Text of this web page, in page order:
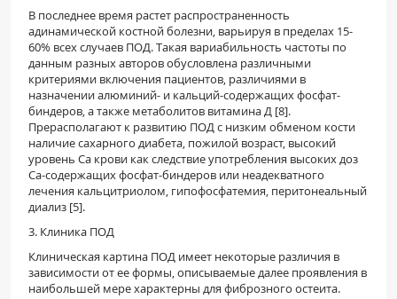
В последнее время растет распространенность
адинамической костной болезни, варьируя в пределах 15-
60% всех случаев ПОД. Такая вариабильность частоты по
данным разных авторов обусловлена различными
критериями включения пациентов, различиями в
назначении алюминий- и кальций-содержащих фосфат-
биндеров, а также метаболитов витамина Д [8].
Прерасполагают к развитию ПОД с низким обменом кости
наличие сахарного диабета, пожилой возраст, высокий
уровень Са крови как следствие употребления высоких доз
Са-содержащих фосфат-биндеров или неадекватного
лечения кальцитриолом, гипофосфатемия, перитонеальный
диализ [5].
3. Клиника ПОД
Клиническая картина ПОД имеет некоторые различия в
зависимости от ее формы, описываемые далее проявления в
наибольшей мере характерны для фиброзного остеита.